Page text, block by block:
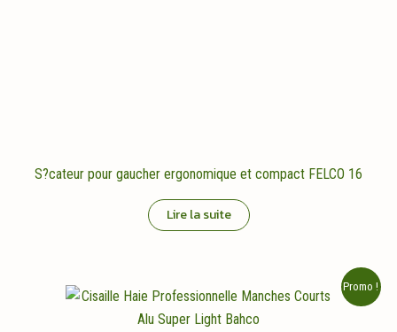
S?cateur pour gaucher ergonomique et compact FELCO 16
Lire la suite
Promo !